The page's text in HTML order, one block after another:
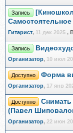
Запись
Гитарист, 11 дек 2025 ,
Запись
Организатор, 10 июл
Доступно Форма
Организатор, 17 янв
Доступно
Снимать
(Павел
Организатор, 22 июн